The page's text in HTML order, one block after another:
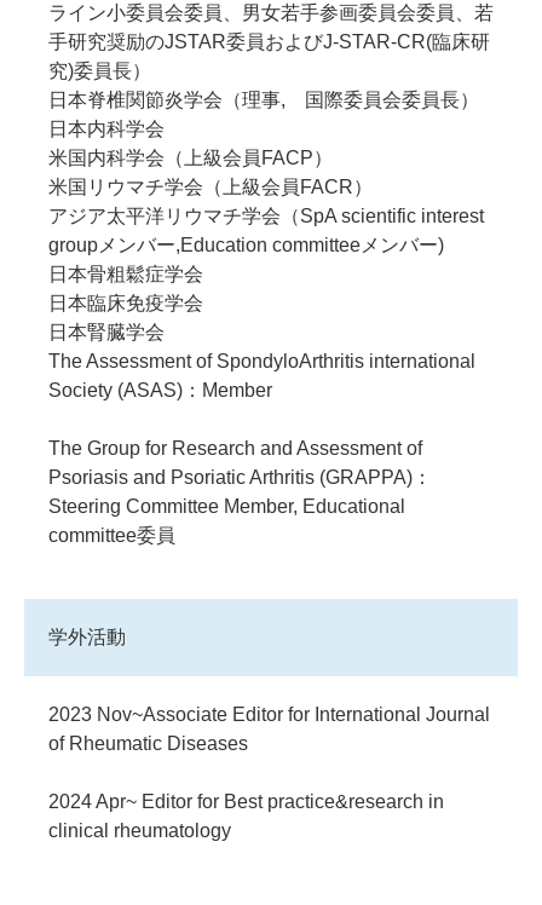
ライン小委員会委員、男女若手参画委員会委員、若
手研究奨励のJSTAR委員およびJ-STAR-CR(臨床研
究)委員長）
日本脊椎関節炎学会（理事, 国際委員会委員長）
日本内科学会
米国内科学会（上級会員FACP）
米国リウマチ学会（上級会員FACR）
アジア太平洋リウマチ学会（SpA scientific interest
groupメンバー,Education committeeメンバー)
日本骨粗鬆症学会
日本臨床免疫学会
日本腎臓学会
The Assessment of SpondyloArthritis international
Society (ASAS)：Member
The Group for Research and Assessment of
Psoriasis and Psoriatic Arthritis (GRAPPA)：
Steering Committee Member, Educational
committee委員
学外活動
2023 Nov~Associate Editor for International Journal
of Rheumatic Diseases
2024 Apr~ Editor for Best practice&research in
clinical rheumatology